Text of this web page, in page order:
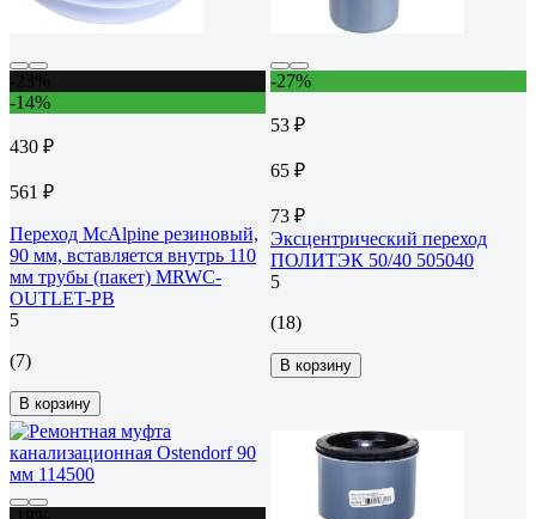
-14%
430 ₽
561 ₽
Переход McAlpine резиновый,
90 мм, вставляется внутрь 110
мм трубы (пакет) MRWC-
OUTLET-PB
5
(7)
В корзину
-27%
53 ₽
65 ₽
73 ₽
Эксцентрический переход
ПОЛИТЭК 50/40 505040
5
(18)
В корзину